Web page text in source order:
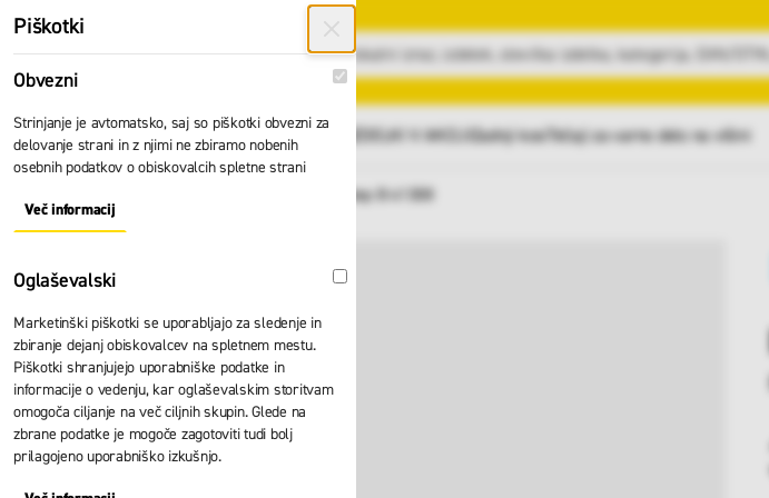
Preskoči na vsebino
GLAVNI MENI Vsi izdelki IZDELKI V AKCIJIZadnji kosiTečaji za varno delo na višini
Lestev Zarges Saferstep B 41308
Piškotki
Obvezni Obvezni
Strinjanje je avtomatsko, saj so piškotki obvezni za
delovanje strani in z njimi ne zbiramo nobenih
osebnih podatkov o obiskovalcih spletne strani
Več informacijAbout "Obvezni" Cookie Group
Oglaševalski Oglaševalski
Marketinški piškotki se uporabljajo za sledenje in
zbiranje dejanj obiskovalcev na spletnem mestu.
Piškotki shranjujejo uporabniške podatke in
informacije o vedenju, kar oglaševalskim storitvam
omogoča ciljanje na več ciljnih skupin. Glede na
zbrane podatke je mogoče zagotoviti tudi bolj
prilagojeno uporabniško izkušnjo.